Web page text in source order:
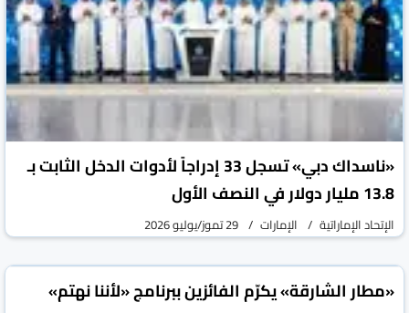
«ناسداك دبي» تسجل 33 إدراجاً لأدوات الدخل الثابت بـ
13.8 مليار دولار في النصف الأول
الإتحاد الإماراتية الإمارات 29 تموز/يوليو 2026
«مطار الشارقة» يكرّم الفائزين ببرنامج «لأننا نهتم»